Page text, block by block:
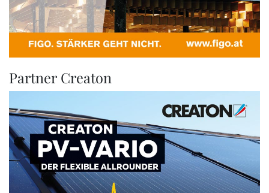
Partner Creaton